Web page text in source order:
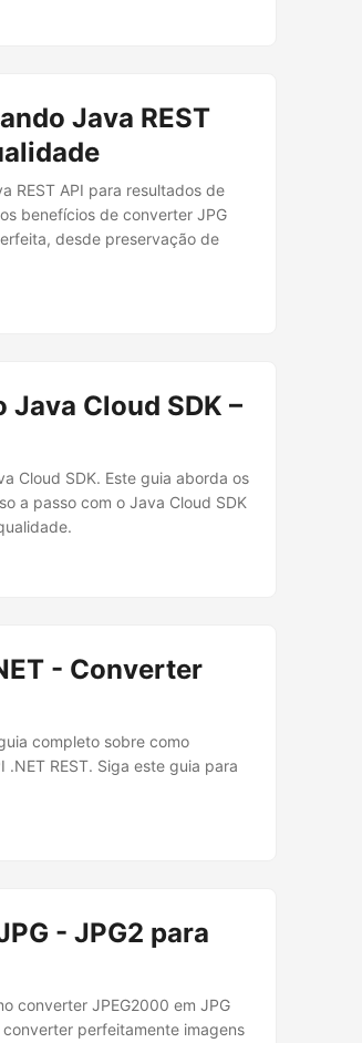
Java REST
REST API para resultados de
benefícios de converter JPG
desde preservação de
Cloud SDK –
Cloud SDK. Este guia aborda os
a passo com o Java Cloud SDK
- Converter
completo sobre como
REST. Siga este guia para
- JPG2 para
converter JPEG2000 em JPG
perfeitamente imagens